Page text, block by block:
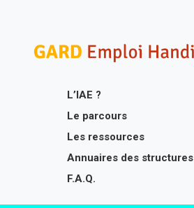
content
L’IAE ?
Le parcours
Les ressources
Annuaires des structures
F.A.Q.